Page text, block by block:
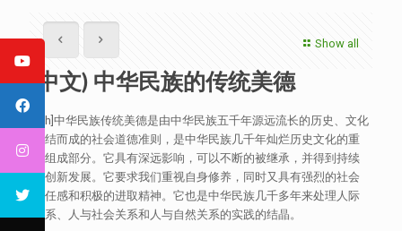
Show all
(中文) 中华民族的传统美德
[:zh]中华民族传统美德是由中华民族五千年源远流长的历史、文化
凝结而成的社会道德准则，是中华民族几千年灿烂历史文化的重
要组成部分。它具有深远影响，可以不断的被继承，并得到持续
的创新发展。它要求我们重视自身修养，同时又具有强烈的社会
责任感和积极的进取精神。它也是中华民族几千多年来处理人际
关系、人与社会关系和人与自然关系的实践的结晶。